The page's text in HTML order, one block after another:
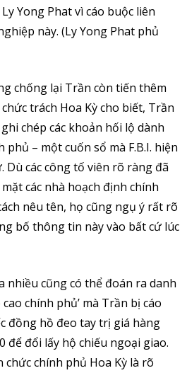
Yong Phat vì cáo buộc liên
này. (Ly Yong Phat phủ
chống lại Trần còn tiến thêm
trách Hoa Kỳ cho biết, Trần
chép các khoản hối lộ dành
phủ – một cuốn sổ mà F.B.I. hiện
Dù các công tố viên rõ ràng đã
các nhà hoạch định chính
nêu tên, họ cũng ngụ ý rất rõ
bố thông tin này vào bất cứ lúc
nhiều cũng có thể đoán ra danh
chính phủ’ mà Trần bị cáo
đồng hồ đeo tay trị giá hàng
để đổi lấy hộ chiếu ngoại giao.
chính phủ Hoa Kỳ là rõ